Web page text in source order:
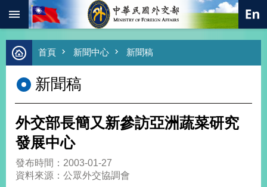
跳到主要內容區塊
進
階
尋
熱
總
合
首頁 新聞中心 新聞稿
新聞稿
外交部長簡又新參訪亞洲蔬菜研究
發展中心
發布時間：2003-01-27
資料來源：公眾外交協調會